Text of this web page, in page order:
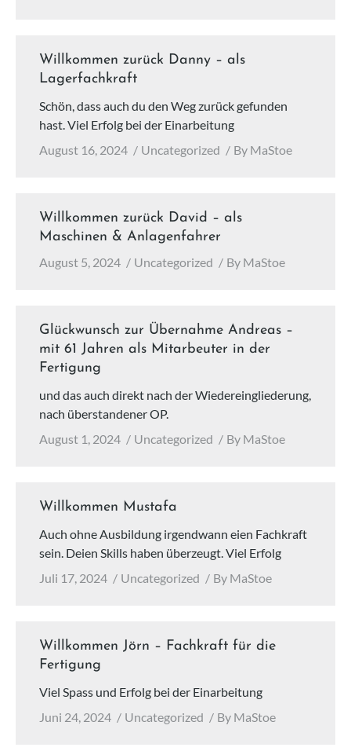
Willkommen zurück Danny – als
Lagerfachkraft
Schön, dass auch du den Weg zurück gefunden
hast. Viel Erfolg bei der Einarbeitung
August 16, 2024
Uncategorized By MaStoe
Willkommen zurück David – als
Maschinen & Anlagenfahrer
August 5, 2024
Uncategorized By MaStoe
Glückwunsch zur Übernahme Andreas –
mit 61 Jahren als Mitarbeuter in der
Fertigung
und das auch direkt nach der Wiedereingliederung,
nach überstandener OP.
August 1, 2024
Uncategorized By MaStoe
Willkommen Mustafa
Auch ohne Ausbildung irgendwann eien Fachkraft
sein. Deien Skills haben überzeugt. Viel Erfolg
Juli 17, 2024
Uncategorized By MaStoe
Willkommen Jörn – Fachkraft für die
Fertigung
Viel Spass und Erfolg bei der Einarbeitung
Juni 24, 2024
Uncategorized By MaStoe